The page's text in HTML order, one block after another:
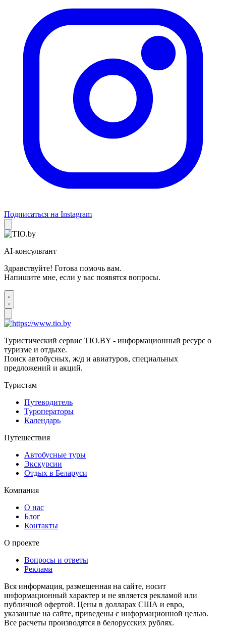
Подписаться на Instagram
AI-консультант
Здравствуйте! Готова помочь вам.
Напишите мне, если у вас появятся вопросы.
Туристический сервис TIO.BY - информационный ресурс о
туризме и отдыхе.
Поиск автобусных, ж/д и авиатуров, специальных
предложений и акций.
Туристам
Путеводитель
Туроператоры
Календарь
Путешествия
Автобусные туры
Экскурсии
Отдых в Беларуси
Компания
О нас
Блог
Контакты
О проекте
Вопросы и ответы
Реклама
Вся информация, размещенная на сайте, носит
информационный характер и не является рекламой или
публичной офертой. Цены в долларах США и евро,
указанные на сайте, приведены с информационной целью.
Все расчеты производятся в белорусских рублях.